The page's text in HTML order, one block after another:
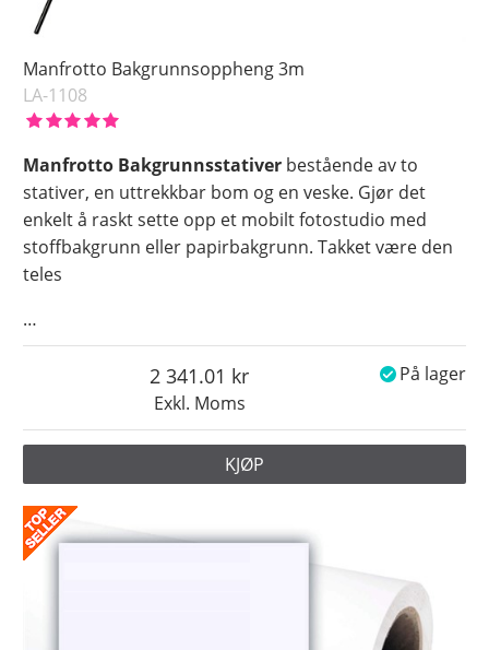
Manfrotto Bakgrunnsoppheng 3m
LA-1108
Manfrotto Bakgrunnsstativer bestående av to
stativer, en uttrekkbar bom og en veske. Gjør det
enkelt å raskt sette opp et mobilt fotostudio med
stoffbakgrunn eller papirbakgrunn. Takket være den
teles
…
Exkl. Moms
2 341.01 På lager
KJØP